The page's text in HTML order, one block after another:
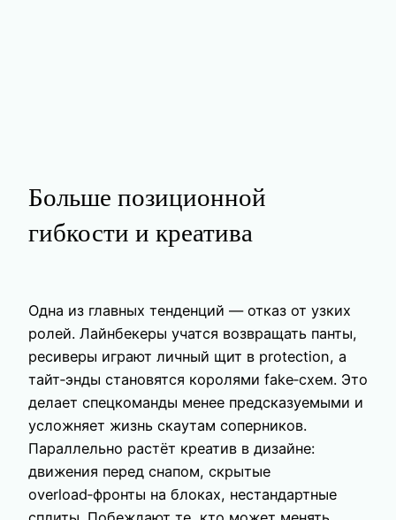
Больше позиционной
гибкости и креатива
Одна из главных тенденций — отказ от узких
ролей. Лайнбекеры учатся возвращать панты,
ресиверы играют личный щит в protection, а
тайт‑энды становятся королями fake‑схем. Это
делает спецкоманды менее предсказуемыми и
усложняет жизнь скаутам соперников.
Параллельно растёт креатив в дизайне:
движения перед снапом, скрытые
overload‑фронты на блоках, нестандартные